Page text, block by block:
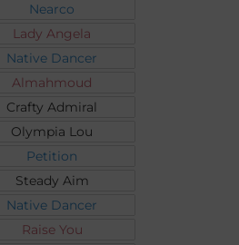
Nearco
Lady Angela
Native Dancer
Almahmoud
Crafty Admiral
Olympia Lou
Petition
Steady Aim
Native Dancer
Raise You